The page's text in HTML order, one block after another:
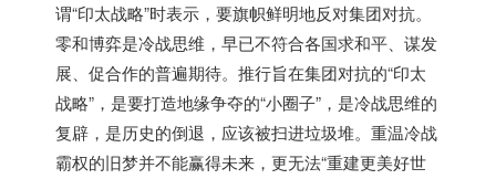
谓“印太战略”时表示，要旗帜鲜明地反对集团对抗。
零和博弈是冷战思维，早已不符合各国求和平、谋发
展、促合作的普遍期待。推行旨在集团对抗的“印太
战略”，是要打造地缘争夺的“小圈子”，是冷战思维的
复辟，是历史的倒退，应该被扫进垃圾堆。重温冷战
霸权的旧梦并不能赢得未来，更无法“重建更美好世